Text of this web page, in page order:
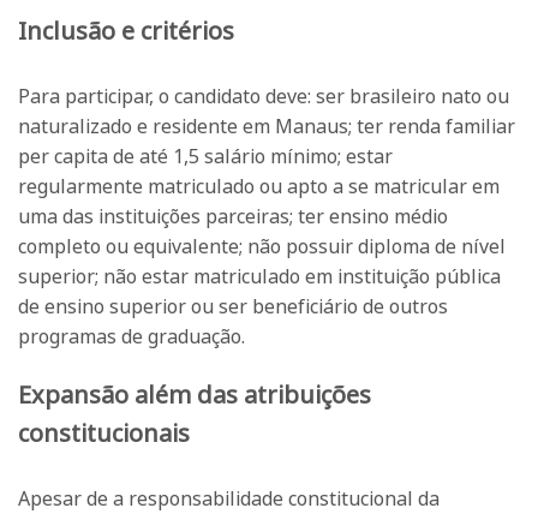
Inclusão e critérios
Para participar, o candidato deve: ser brasileiro nato ou
naturalizado e residente em Manaus; ter renda familiar
per capita de até 1,5 salário mínimo; estar
regularmente matriculado ou apto a se matricular em
uma das instituições parceiras; ter ensino médio
completo ou equivalente; não possuir diploma de nível
superior; não estar matriculado em instituição pública
de ensino superior ou ser beneficiário de outros
programas de graduação.
Expansão além das atribuições
constitucionais
Apesar de a responsabilidade constitucional da